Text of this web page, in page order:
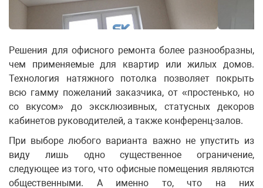
Решения для офисного ремонта более разнообразны,
чем применяемые для квартир или жилых домов.
Технология натяжного потолка позволяет покрыть
всю гамму пожеланий заказчика, от «простенько, но
со вкусом» до эксклюзивных, статусных декоров
кабинетов руководителей, а также конференц-залов.
При выборе любого варианта важно не упустить из
виду лишь одно существенное ограничение,
следующее из того, что офисные помещения являются
общественными. А именно то, что на них